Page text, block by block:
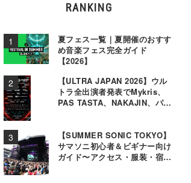
RANKING
夏フェス一覧｜夏開催のおすす
め音楽フェス完全ガイド
【2026】
【ULTRA JAPAN 2026】ウル
トラ全出演者発表でMykris、
PAS TASTA、NAKAJIN、パソ
【SUMMER SONIC TOKYO】
サマソニ初心者＆ビギナー向け
ガイド〜アクセス・服装・宿泊